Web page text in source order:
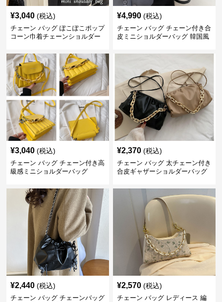
¥3,040 (税込)
チェーン バッグ ぽこぽこポップ
コーン巾着チェーンショルダー
¥4,990 (税込)
チェーン バッグ チェーン付き合
皮ミニショルダーバッグ 韓国風
¥3,040 (税込)
チェーン バッグ チェーン付き高
級感ミニショルダーバッグ
¥2,370 (税込)
チェーン バッグ 太チェーン付き
合皮ギャザーショルダーバッグ
¥2,440 (税込)
チェーン バッグ チェーンバッグ
¥2,570 (税込)
チェーン バッグ レディース 編